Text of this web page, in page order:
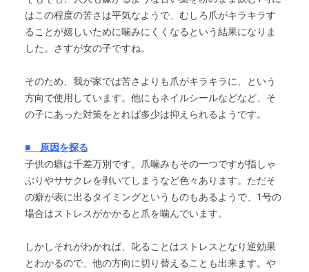
はこの程度の苦さは平気なようで、むしろ爪がキラキラす
ることが嬉しいために噛みにくくなるという結果になりま
した。さすが女の子ですね。
そのため、我が家では苦さよりも爪がキラキラに、という
方向で使用しています。他にもネイルシールなどなど、そ
の子にあった対策をとれば多少は抑えられるようです。
■ 原因を探る
子供の癖は千差万別です。爪噛みもその一つですが指しゃ
ぶりやササクレを剥いてしまうなど色々あります。ただそ
の癖が表に出るタイミングというものもあるようで、1号の
場合はストレスがかかると爪を噛んでいます。
しかしそれがわかれば、叱ることはストレスとなり逆効果
とわかるので、他の方向に切り替えることも出来ます。や